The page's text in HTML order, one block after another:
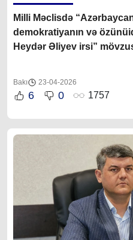
Milli Məclisdə
demokratiyanın və
Heydər Əliyev irsi”
Bakı 23-04-2026
6 0 1757